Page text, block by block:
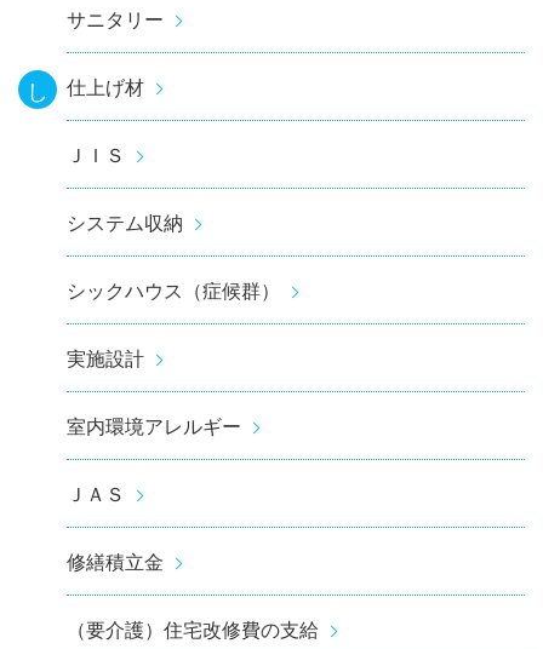
サニタリー
し 仕上げ材
ＪＩＳ
システム収納
シックハウス（症候群）
実施設計
室内環境アレルギー
ＪＡＳ
修繕積立金
（要介護）住宅改修費の支給